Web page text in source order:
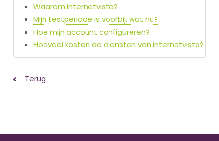
Waarom internetvista?
Mijn testperiode is voorbij, wat nu?
Hoe mijn account configureren?
Hoeveel kosten de diensten van internetvista?
Terug